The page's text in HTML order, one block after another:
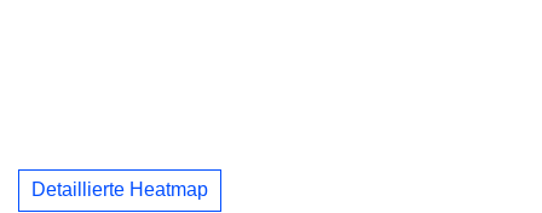
Detaillierte Heatmap